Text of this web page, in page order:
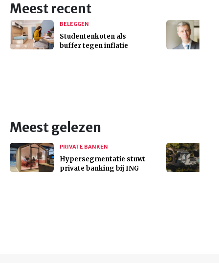
Meest recent
BELEGGEN
Studentenkoten als
buffer tegen inflatie
Meest gelezen
PRIVATE BANKEN
Hypersegmentatie stuwt
private banking bij ING